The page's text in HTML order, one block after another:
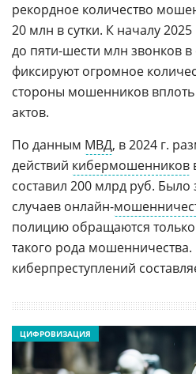
рекордное количество
20 млн в сутки. К началу
до пяти-шести млн звонков в
фиксируют огромное
стороны мошенников вплоть
актов.
По данным МВД, в 2024 г.
действий кибермошенников
составил 200 млрд руб.
случаев онлайн-
полицию обращаются
такого рода
киберпреступлений
ЦИФРОВИЗАЦИЯ